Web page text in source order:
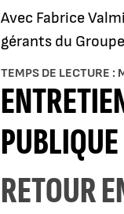
Avec Fabrice
gérants du
TEMPS DE LECTURE :
PUBLIQUE
RETOUR